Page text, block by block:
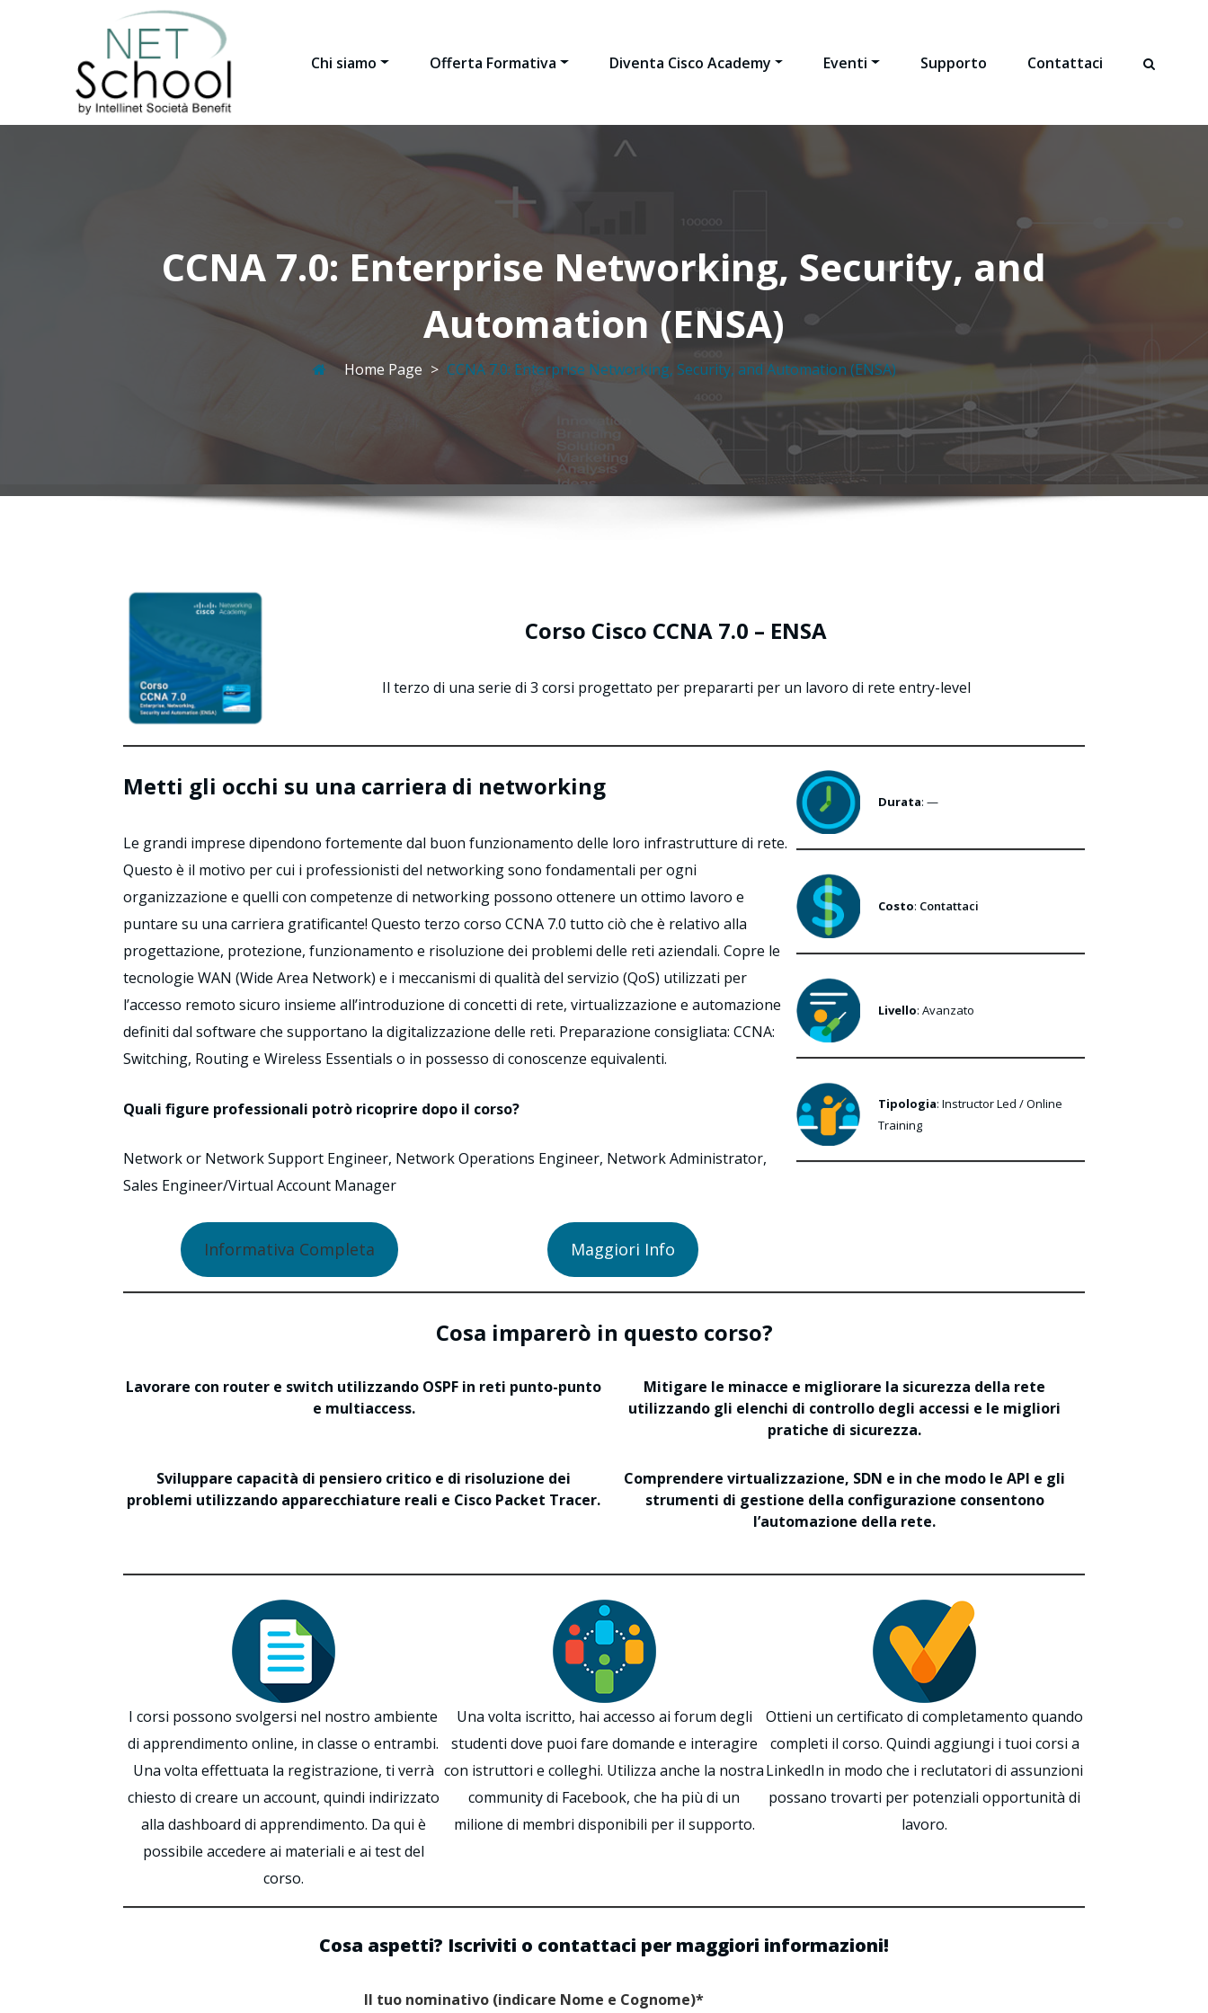
Chi siamo Offerta Formativa Diventa Cisco Academy Eventi Supporto Contattaci
CCNA 7.0: Enterprise Networking, Security, and
Automation (ENSA)
Home Page > CCNA 7.0: Enterprise Networking, Security, and Automation (ENSA)
Corso Cisco CCNA 7.0 – ENSA
Il terzo di una serie di 3 corsi progettato per prepararti per un lavoro di rete entry-level
Metti gli occhi su una carriera di networking
Le grandi imprese dipendono fortemente dal buon funzionamento delle loro infrastrutture di rete.
Questo è il motivo per cui i professionisti del networking sono fondamentali per ogni
organizzazione e quelli con competenze di networking possono ottenere un ottimo lavoro e
puntare su una carriera gratificante! Questo terzo corso CCNA 7.0 tutto ciò che è relativo alla
progettazione, protezione, funzionamento e risoluzione dei problemi delle reti aziendali. Copre le
tecnologie WAN (Wide Area Network) e i meccanismi di qualità del servizio (QoS) utilizzati per
l’accesso remoto sicuro insieme all’introduzione di concetti di rete, virtualizzazione e automazione
definiti dal software che supportano la digitalizzazione delle reti. Preparazione consigliata: CCNA:
Switching, Routing e Wireless Essentials o in possesso di conoscenze equivalenti.
Quali figure professionali potrò ricoprire dopo il corso?
Network or Network Support Engineer, Network Operations Engineer, Network Administrator,
Sales Engineer/Virtual Account Manager
Informativa Completa Maggiori Info
Durata: —
Costo: Contattaci
Livello: Avanzato
Tipologia: Instructor Led / Online
Training
Cosa imparerò in questo corso?
Lavorare con router e switch utilizzando OSPF in reti punto-punto
e multiaccess.
Mitigare le minacce e migliorare la sicurezza della rete
utilizzando gli elenchi di controllo degli accessi e le migliori
pratiche di sicurezza.
Sviluppare capacità di pensiero critico e di risoluzione dei
problemi utilizzando apparecchiature reali e Cisco Packet Tracer.
Comprendere virtualizzazione, SDN e in che modo le API e gli
strumenti di gestione della configurazione consentono
l’automazione della rete.
I corsi possono svolgersi nel nostro ambiente
di apprendimento online, in classe o entrambi.
Una volta effettuata la registrazione, ti verrà
chiesto di creare un account, quindi indirizzato
alla dashboard di apprendimento. Da qui è
possibile accedere ai materiali e ai test del
corso.
Una volta iscritto, hai accesso ai forum degli
studenti dove puoi fare domande e interagire
con istruttori e colleghi. Utilizza anche la nostra
community di Facebook, che ha più di un
milione di membri disponibili per il supporto.
Ottieni un certificato di completamento quando
completi il corso. Quindi aggiungi i tuoi corsi a
LinkedIn in modo che i reclutatori di assunzioni
possano trovarti per potenziali opportunità di
lavoro.
Cosa aspetti? Iscriviti o contattaci per maggiori informazioni!
Il tuo nominativo (indicare Nome e Cognome)*